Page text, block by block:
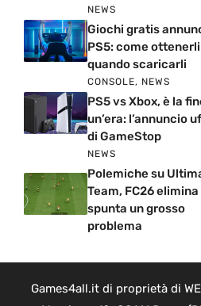
NEWS
Giochi gratis
PS5: come ottenerli
quando scaricarli
CONSOLE, NEWS
PS5 vs Xbox, è la
un’era: l’annuncio
di GameStop
NEWS
Polemiche su
Team, FC26
spunta un grosso
problema
Games4all.it di proprietà di